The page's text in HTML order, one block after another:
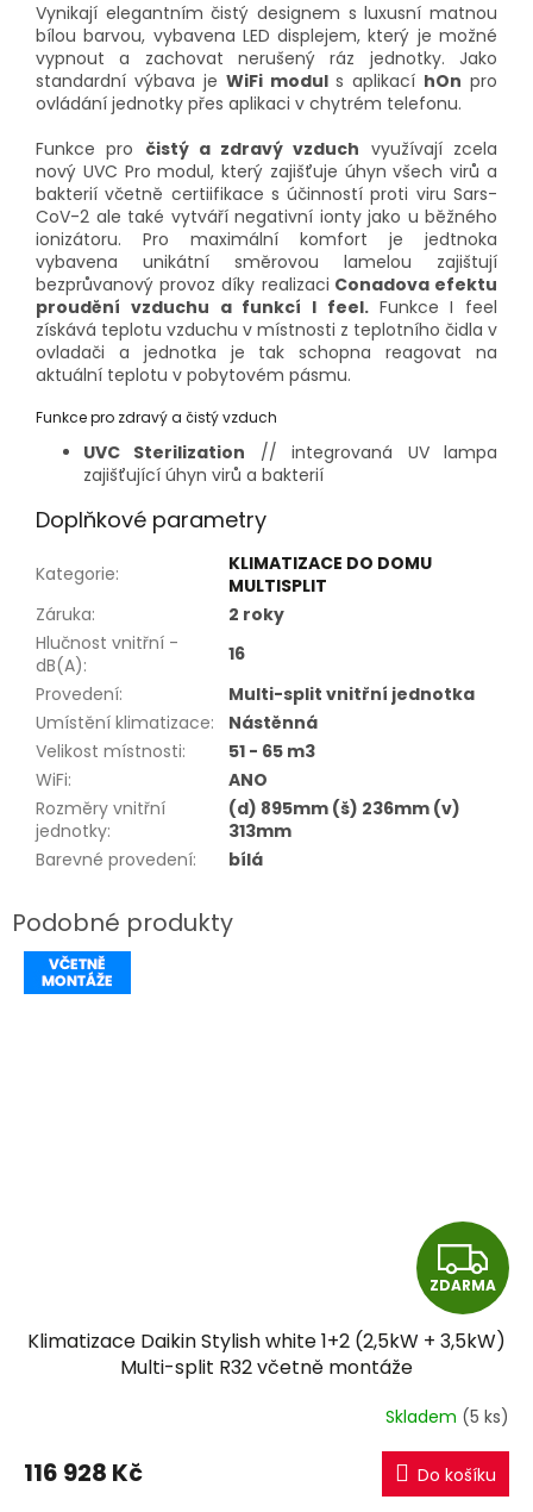
Vynikají elegantním čistý designem s luxusní matnou
bílou barvou, vybavena LED displejem, který je možné
vypnout a zachovat nerušený ráz jednotky. Jako
standardní výbava je WiFi moduls aplikací hOn pro
ovládání jednotky přes aplikaci v chytrém telefonu.
Funkce pro čistý a zdravý vzduch využívají zcela
nový UVC Pro modul, který zajišťuje úhyn všech virů a
bakterií včetně certiifikace s účinností proti viru Sars-
CoV-2 ale také vytváří negativní ionty jako u běžného
ionizátoru. Pro maximální komfort je jedtnoka
vybavena unikátní směrovou lamelou zajištují
bezprůvanový provoz díky realizaci Conadova efektu
proudění vzduchu a funkcí I feel. Funkce I feel
získává teplotu vzduchu v místnosti z teplotního čidla v
ovladači a jednotka je tak schopna reagovat na
aktuální teplotu v pobytovém pásmu.
Funkce pro zdravý a čistý vzduch
UVC Sterilization // integrovaná UV lampa
zajišťující úhyn virů a bakterií
Doplňkové parametry
Kategorie:
KLIMATIZACE DO DOMU
MULTISPLIT
Záruka:
2 roky
Hlučnost vnitřní -
dB(A):
16
Provedení:
Multi-split vnitřní jednotka
Umístění klimatizace:
Nástěnná
Velikost místnosti:
51 - 65 m3
WiFi:
ANO
Rozměry vnitřní
jednotky:
(d) 895mm (š) 236mm (v)
313mm
Barevné provedení: bílá
Z
D
A
R
M
ZDARMA
Klimatizace Daikin Stylish white 1+2 (2,5kW + 3,5kW)
Multi-split R32 včetně montáže
Skladem (5 ks)
116 928 Kč Do košíku